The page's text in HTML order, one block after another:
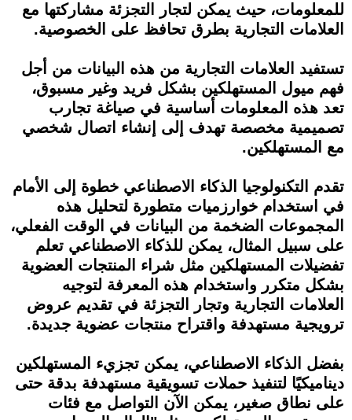
للمعلومات، حيث يمكن لتجار التجزئة مشاركتها مع
العلامات التجارية بطرق تحافظ على الخصوصية.
تستفيد العلامات التجارية من هذه البيانات من أجل
فهم ميول المستهلكين بشكل فريد وغير مسبوق،
تعد هذه المعلومات أساسية في صياغة تجارب
تصميمية مخصصة تهدف إلى إنشاء اتصال شخصي
مع المستهلكين.
تقدم التكنولوجيا الذكاء الاصطناعي خطوة إلى الأمام
في استخدام خوارزميات متطورة لتحليل هذه
المجموعات الضخمة من البيانات في الوقت الفعلي،
على سبيل المثال، يمكن للذكاء الاصطناعي تعلم
تفضيلات المستهلكين مثل شراء المنتجات العضوية
بشكل متكرر واستخدام هذه المعرفة لتوجيه
العلامات التجارية وتجار التجزئة في تقديم عروض
ترويجية مستهدفة واقتراح منتجات عضوية جديدة.
بفضل الذكاء الاصطناعي، يمكن تجزيء المستهلكين
ديناميكيًا لتنفيذ حملات تسويقية مستهدفة بدقة حتى
على نطاق صغير، يمكن الآن التواصل مع فئات